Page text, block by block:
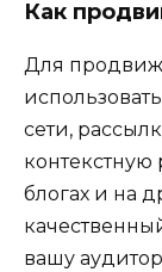
Как
Для
сети,
контекстную
блогах и на
вашу